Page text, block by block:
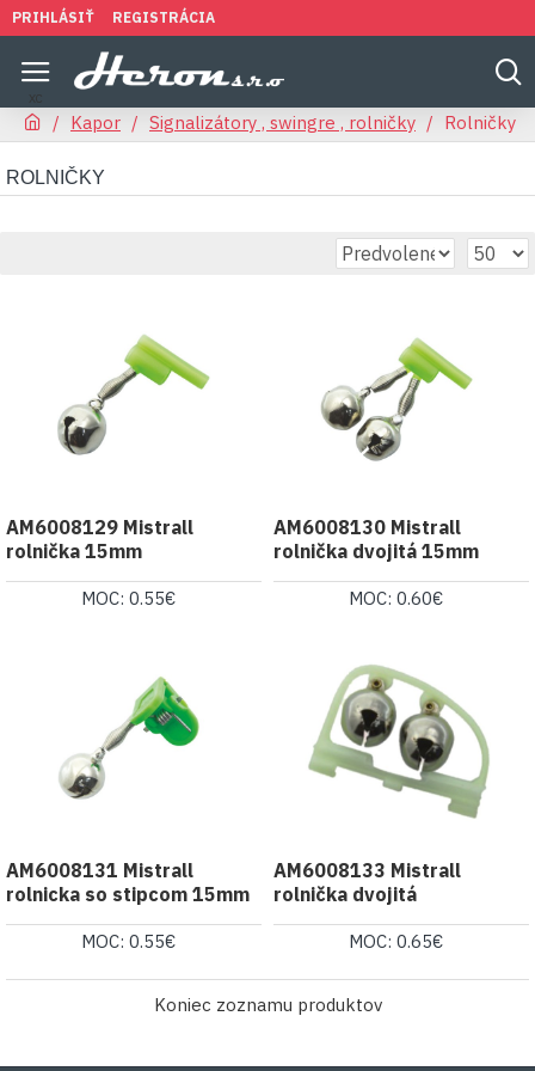
PRIHLÁSIŤ REGISTRÁCIA
Kapor Signalizátory , swingre , rolničky Rolničky
ROLNIČKY
AM6008129 Mistrall
rolnička 15mm
MOC: 0.55€
AM6008130 Mistrall
rolnička dvojitá 15mm
MOC: 0.60€
AM6008131 Mistrall
rolnicka so stipcom 15mm
MOC: 0.55€
AM6008133 Mistrall
rolnička dvojitá
MOC: 0.65€
Koniec zoznamu produktov